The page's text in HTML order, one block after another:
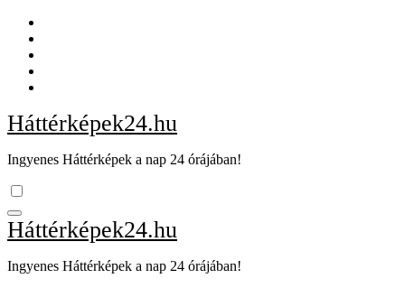
Skip
content
Háttérképek24.hu
Ingyenes Háttérképek a nap 24 órájában!
Háttérképek24.hu
Ingyenes Háttérképek a nap 24 órájában!